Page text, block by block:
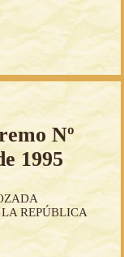
Nº
1995
REPÚBLICA